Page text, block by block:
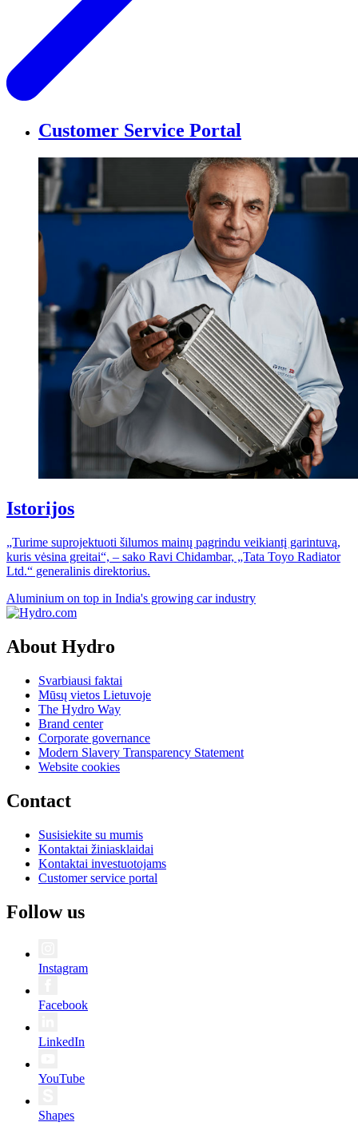
Customer Service Portal
Istorijos
„Turime suprojektuoti šilumos mainų pagrindu veikiantį garintuvą,
kuris vėsina greitai“, – sako Ravi Chidambar, „Tata Toyo Radiator
Ltd.“ generalinis direktorius.
Aluminium on top in India's growing car industry
About Hydro
Svarbiausi faktai
Mūsų vietos Lietuvoje
The Hydro Way
Brand center
Corporate governance
Modern Slavery Transparency Statement
Website cookies
Contact
Susisiekite su mumis
Kontaktai žiniasklaidai
Kontaktai investuotojams
Customer service portal
Follow us
Instagram
Facebook
LinkedIn
YouTube
Shapes